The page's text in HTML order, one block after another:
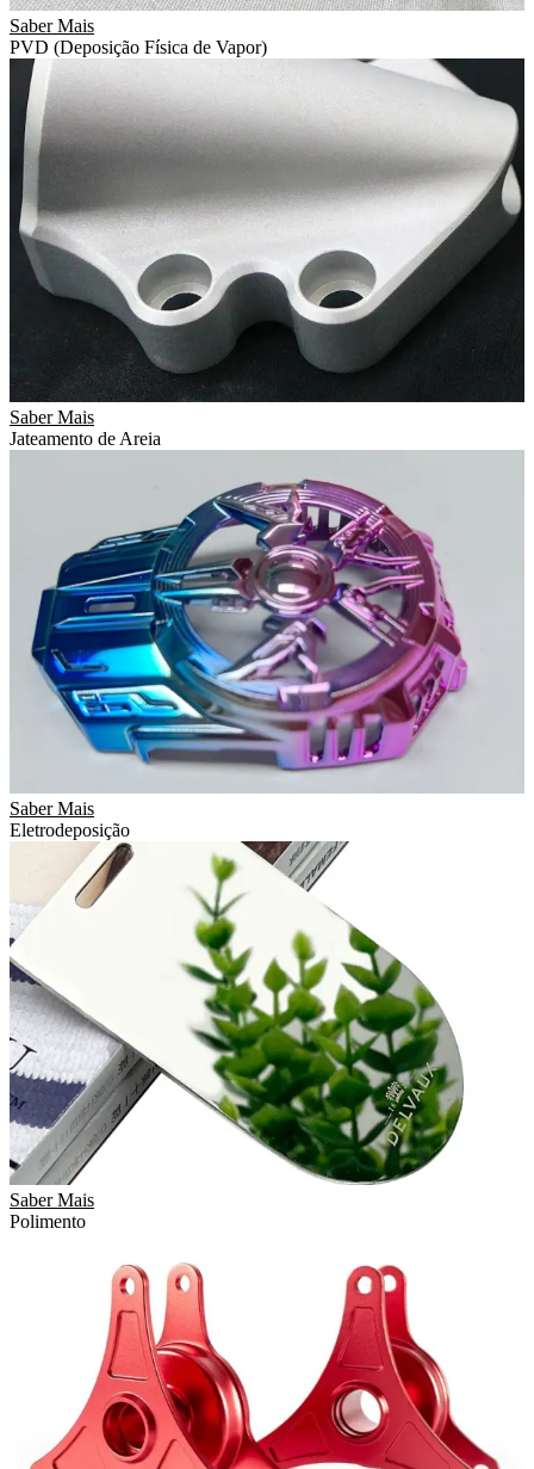
Saber Mais
PVD (Deposição Física de Vapor)
Saber Mais
Jateamento de Areia
Saber Mais
Eletrodeposição
Saber Mais
Polimento